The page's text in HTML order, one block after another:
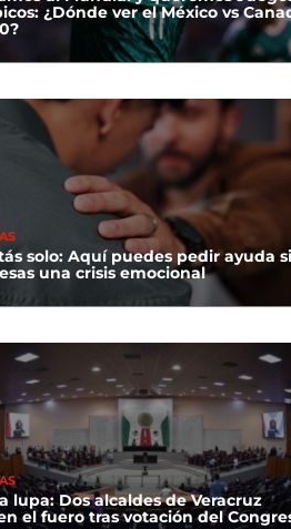
¿Dónde ver el México vs
solo: Aquí puedes pedir ayuda si
una crisis emocional
lupa: Dos alcaldes de Veracruz
el fuero tras votación del